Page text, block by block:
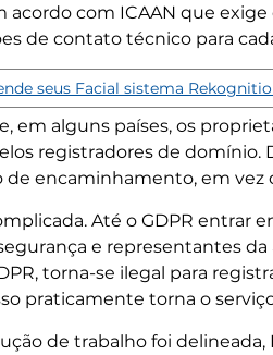
acordo com ICAAN que
de contato técnico para
seus Facial sistema
em alguns países, os
registradores de domínio.
encaminhamento, em vez
Até o GDPR entrar
e representantes
torna-se ilegal para
praticamente torna o
de trabalho foi